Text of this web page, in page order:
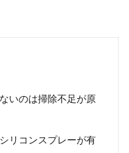
法をご紹介
いのは掃除不足が原
リコンスプレーが有